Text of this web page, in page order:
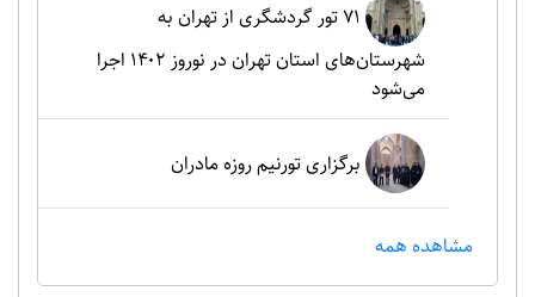
۷۱ تور گردشگری از تهران به
شهرستان‌های استان تهران در نوروز ۱۴۰۲ اجرا
می‌شود
برگزاری تورنیم روزه مادران
مشاهده همه